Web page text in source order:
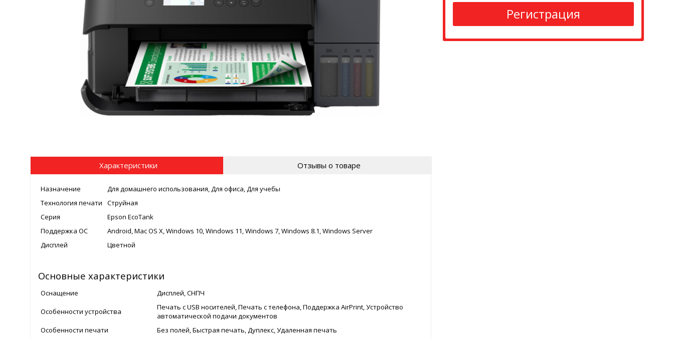
Регистрация
Характеристики Отзывы о товаре
Назначение
Для домашнего использования, Для офиса, Для учебы
Технология печати
Струйная
Серия
Epson EcoTank
Поддержка ОС
Android, Mac OS X, Windows 10, Windows 11, Windows 7, Windows 8.1, Windows Server
Дисплей
Цветной
Основные характеристики
Оснащение Дисплей, СНПЧ
Особенности устройства
Печать с USB носителей, Печать с телефона, Поддержка AirPrint, Устройство
автоматической подачи документов
Особенности печати
Без полей, Быстрая печать, Дуплекс, Удаленная печать